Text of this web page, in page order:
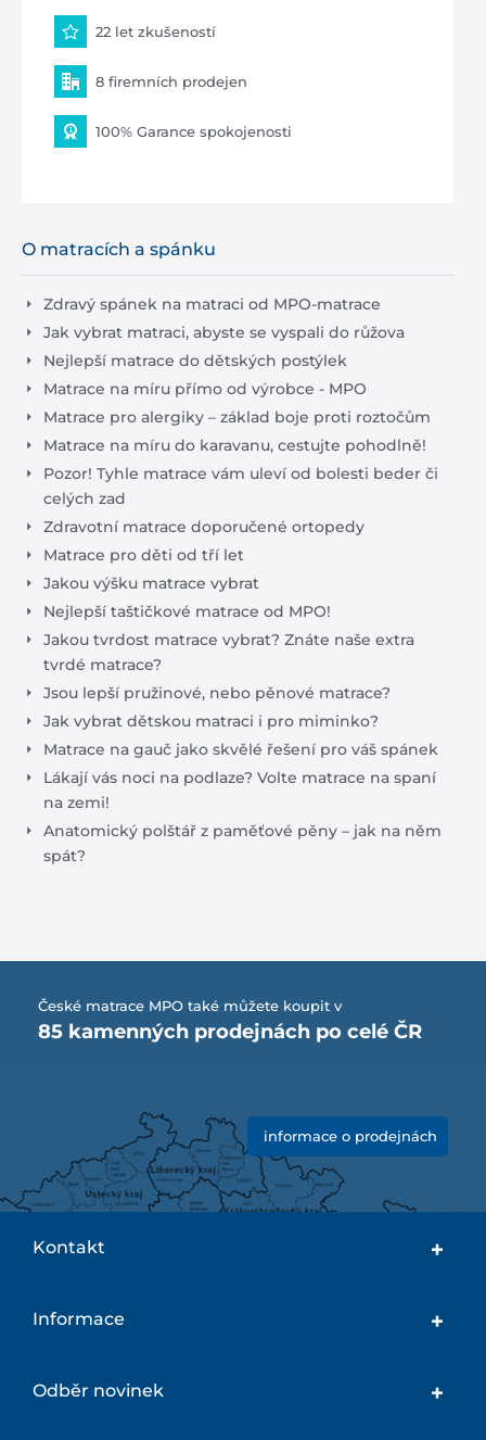
22 let zkušeností
8 firemních prodejen
100% Garance spokojenosti
O matracích a spánku
Zdravý spánek na matraci od MPO-matrace
Jak vybrat matraci, abyste se vyspali do růžova
Nejlepší matrace do dětských postýlek
Matrace na míru přímo od výrobce - MPO
Matrace pro alergiky – základ boje proti roztočům
Matrace na míru do karavanu, cestujte pohodlně!
Pozor! Tyhle matrace vám uleví od bolesti beder či
celých zad
Zdravotní matrace doporučené ortopedy
Matrace pro děti od tří let
Jakou výšku matrace vybrat
Nejlepší taštičkové matrace od MPO!
Jakou tvrdost matrace vybrat? Znáte naše extra
tvrdé matrace?
Jsou lepší pružinové, nebo pěnové matrace?
Jak vybrat dětskou matraci i pro miminko?
Matrace na gauč jako skvělé řešení pro váš spánek
Lákají vás noci na podlaze? Volte matrace na spaní
na zemi!
Anatomický polštář z paměťové pěny – jak na něm
spát?
České matrace MPO také můžete koupit v
85 kamenných prodejnách po celé ČR
informace o prodejnách
Kontakt
Informace
Odběr novinek